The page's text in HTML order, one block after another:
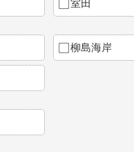
室田
柳島海岸